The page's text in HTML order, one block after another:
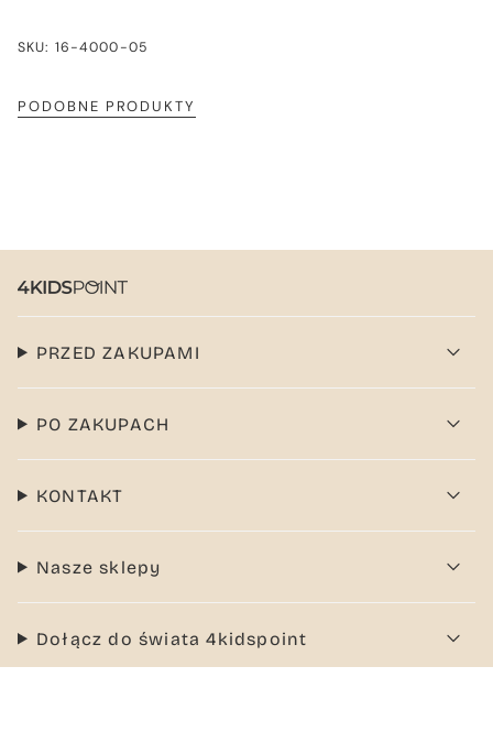
SKU: 16-4000-05
PODOBNE PRODUKTY
PRZED ZAKUPAMI
PO ZAKUPACH
KONTAKT
Nasze sklepy
Dołącz do świata 4kidspoint